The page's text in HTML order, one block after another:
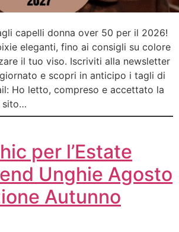
capelli donna over 50 per il 2026!
eleganti, fino ai consigli su colore
il tuo viso. Iscriviti alla newsletter
e scopri in anticipo i tagli di
Ho letto, compreso e accettato la
sito…
per l’Estate
Unghie Agosto
Autunno